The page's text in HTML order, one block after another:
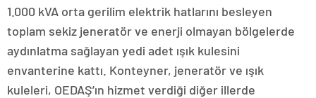
1.000 kVA orta gerilim elektrik hatlarını besleyen
toplam sekiz jeneratör ve enerji olmayan bölgelerde
aydınlatma sağlayan yedi adet ışık kulesini
envanterine kattı. Konteyner, jeneratör ve ışık
kuleleri, OEDAŞ’ın hizmet verdiği diğer illerde